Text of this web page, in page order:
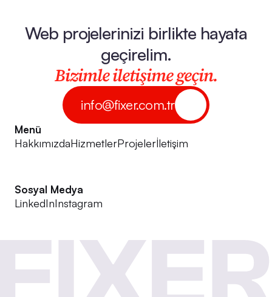
Web projelerinizi birlikte hayata
geçirelim.
Bizimle iletişime geçin.
info@fixer.com.tr
Menü
HakkımızdaHizmetlerProjelerİletişim
Sosyal Medya
LinkedInInstagram